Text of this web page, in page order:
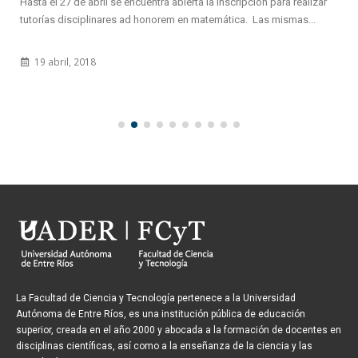
tutorías disciplinares ad honorem en matemática. Las mismas...
19 abril, 2018
La Facultad de Ciencia y Tecnología pertenece a la Universidad
Autónoma de Entre Ríos, es una institución pública de educación
superior, creada en el año 2000 y abocada a la formación de docentes en
disciplinas científicas, así como a la enseñanza de la ciencia y las